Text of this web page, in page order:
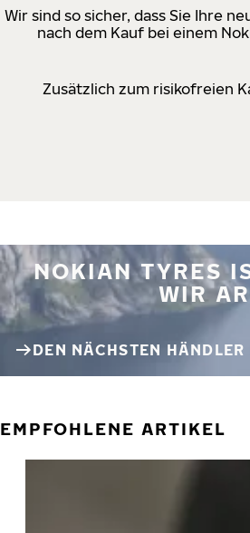
Wir sind so sicher, dass Sie Ihre
nach dem Kauf bei einem
Zusätzlich zum risikofreien
NOKIAN TYRES
WIR
DEN NÄCHSTEN HÄNDLER
EMPFOHLENE ARTIKEL